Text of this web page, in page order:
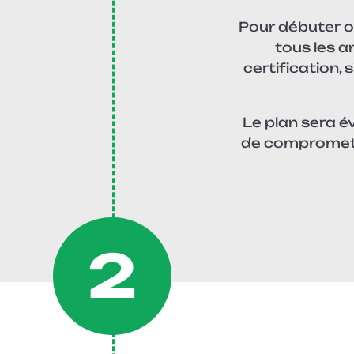
Pour débuter
tous les
certification,
Le plan sera
de
2